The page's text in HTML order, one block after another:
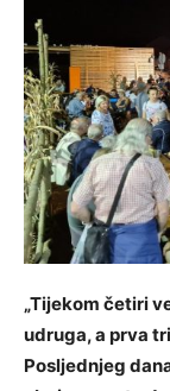
„Tijekom četiri
udruga, a prva
Posljednjeg